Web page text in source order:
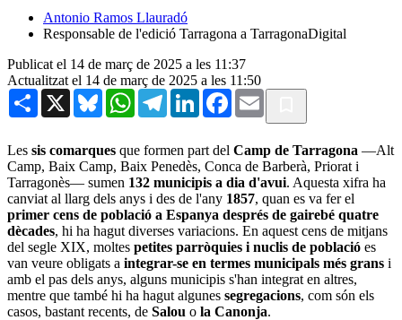
Antonio Ramos Llauradó
Responsable de l'edició Tarragona a TarragonaDigital
Publicat el 14 de març de 2025 a les 11:37
Actualitzat el 14 de març de 2025 a les 11:50
Share X BlueskyWhatsAppTelegramLinkedInFacebook
Email
Les sis comarques que formen part del Camp de Tarragona —Alt
Camp, Baix Camp, Baix Penedès, Conca de Barberà, Priorat i
Tarragonès— sumen 132 municipis a dia d'avui. Aquesta xifra ha
canviat al llarg dels anys i des de l'any 1857, quan es va fer el
primer cens de població a Espanya després de gairebé quatre
dècades, hi ha hagut diverses variacions. En aquest cens de mitjans
del segle XIX, moltes petites parròquies i nuclis de població es
van veure obligats a integrar-se en termes municipals més grans i
amb el pas dels anys, alguns municipis s'han integrat en altres,
mentre que també hi ha hagut algunes segregacions, com són els
casos, bastant recents, de Salou o la Canonja.